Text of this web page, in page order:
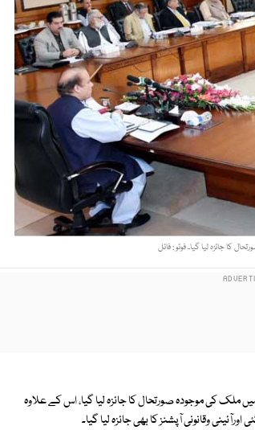
کا جائزہ لیا گیا۔ فوٹو : فائل
ملک کی موجودہ صورتحال کا جائزہ لیا گیا، اس کے علاوہ
وقانونی آپشنز کا بھی جائزہ لیا گیا۔